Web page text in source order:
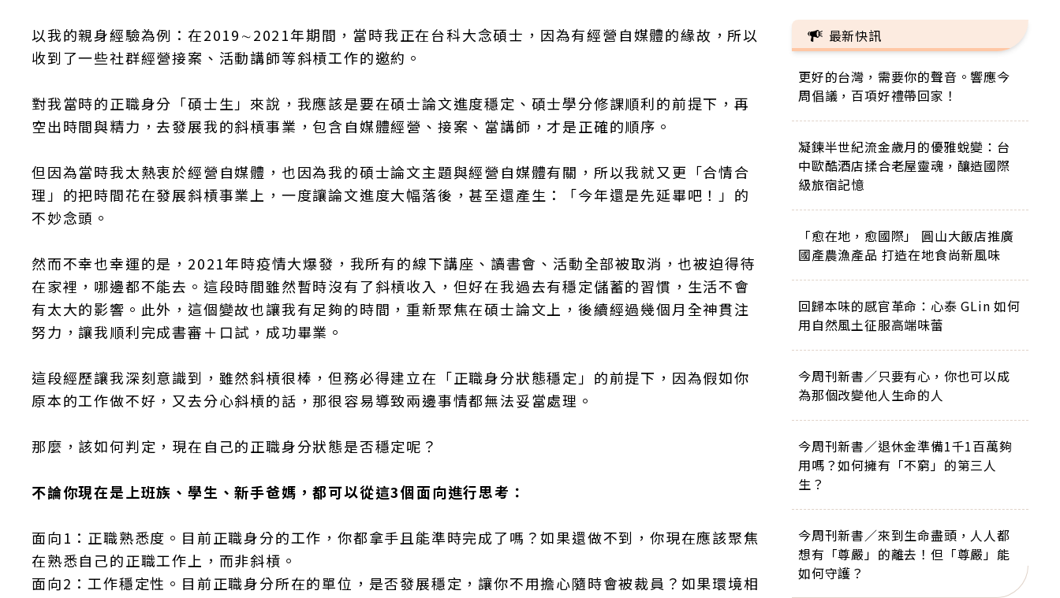
以我的親身經驗為例：在2019∼2021年期間，當時我正在台科大念碩士，因為有經營自媒體的緣故，所以
收到了一些社群經營接案、活動講師等斜槓工作的邀約。
對我當時的正職身分「碩士生」來說，我應該是要在碩士論文進度穩定、碩士學分修課順利的前提下，再
空出時間與精力，去發展我的斜槓事業，包含自媒體經營、接案、當講師，才是正確的順序。
但因為當時我太熱衷於經營自媒體，也因為我的碩士論文主題與經營自媒體有關，所以我就又更「合情合
理」的把時間花在發展斜槓事業上，一度讓論文進度大幅落後，甚至還產生：「今年還是先延畢吧！」的
不妙念頭。
然而不幸也幸運的是，2021年時疫情大爆發，我所有的線下講座、讀書會、活動全部被取消，也被迫得待
在家裡，哪邊都不能去。這段時間雖然暫時沒有了斜槓收入，但好在我過去有穩定儲蓄的習慣，生活不會
有太大的影響。此外，這個變故也讓我有足夠的時間，重新聚焦在碩士論文上，後續經過幾個月全神貫注
努力，讓我順利完成書審＋口試，成功畢業。
這段經歷讓我深刻意識到，雖然斜槓很棒，但務必得建立在「正職身分狀態穩定」的前提下，因為假如你
原本的工作做不好，又去分心斜槓的話，那很容易導致兩邊事情都無法妥當處理。
那麼，該如何判定，現在自己的正職身分狀態是否穩定呢？
不論你現在是上班族、學生、新手爸媽，都可以從這3個面向進行思考：
面向1：正職熟悉度。目前正職身分的工作，你都拿手且能準時完成了嗎？如果還做不到，你現在應該聚焦
在熟悉自己的正職工作上，而非斜槓。
面向2：工作穩定性。目前正職身分所在的單位，是否發展穩定，讓你不用擔心隨時會被裁員？如果環境相
最新快訊
更好的台灣，需要你的聲音。響應今
周倡議，百項好禮帶回家！
凝鍊半世紀流金歲月的優雅蛻變：台
中歐酷酒店揉合老屋靈魂，釀造國際
級旅宿記憶
「愈在地，愈國際」 圓山大飯店推廣
國產農漁產品 打造在地食尚新風味
回歸本味的感官革命：心泰 GLin 如何
用自然風土征服高端味蕾
今周刊新書／只要有心，你也可以成
為那個改變他人生命的人
今周刊新書／退休金準備1千1百萬夠
用嗎？如何擁有「不窮」的第三人
生？
今周刊新書／來到生命盡頭，人人都
想有「尊嚴」的離去！但「尊嚴」能
如何守護？